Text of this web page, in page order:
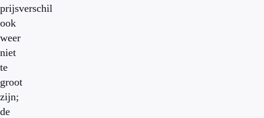
prijsverschil
ook
weer
niet
te
groot
zijn;
de